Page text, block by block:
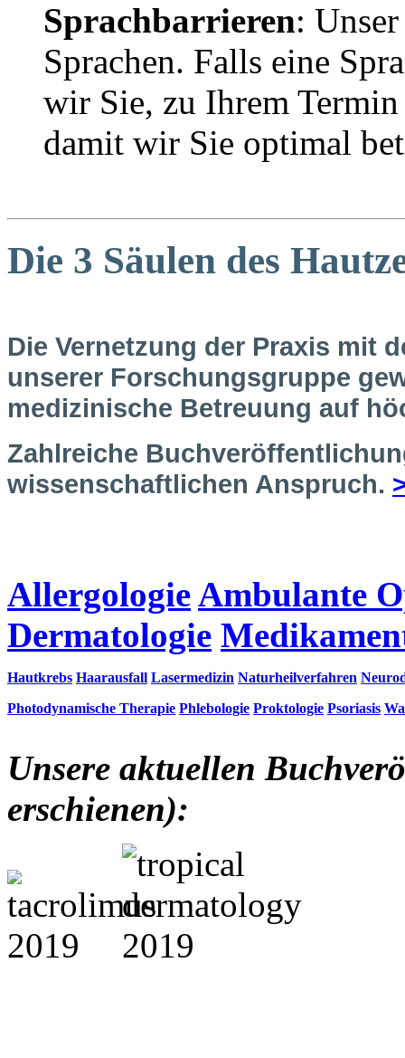
Sprachbarrieren:
Sprachen. Falls eine
wir Sie, zu Ihrem
damit wir Sie optimal
Die 3 Säulen des
Die Vernetzung der Praxis mit
unserer Forschungsgruppe
medizinische Betreuung auf
Zahlreiche
wissenschaftlichen Anspruch.
AllergologieAmbulante
Dermatologie
Hautkrebs Haarausfall Lasermedizin Naturheilverfahren
Photodynamische Therapie Phlebologie Proktologie Psoriasis
Unsere aktuellen
erschienen):